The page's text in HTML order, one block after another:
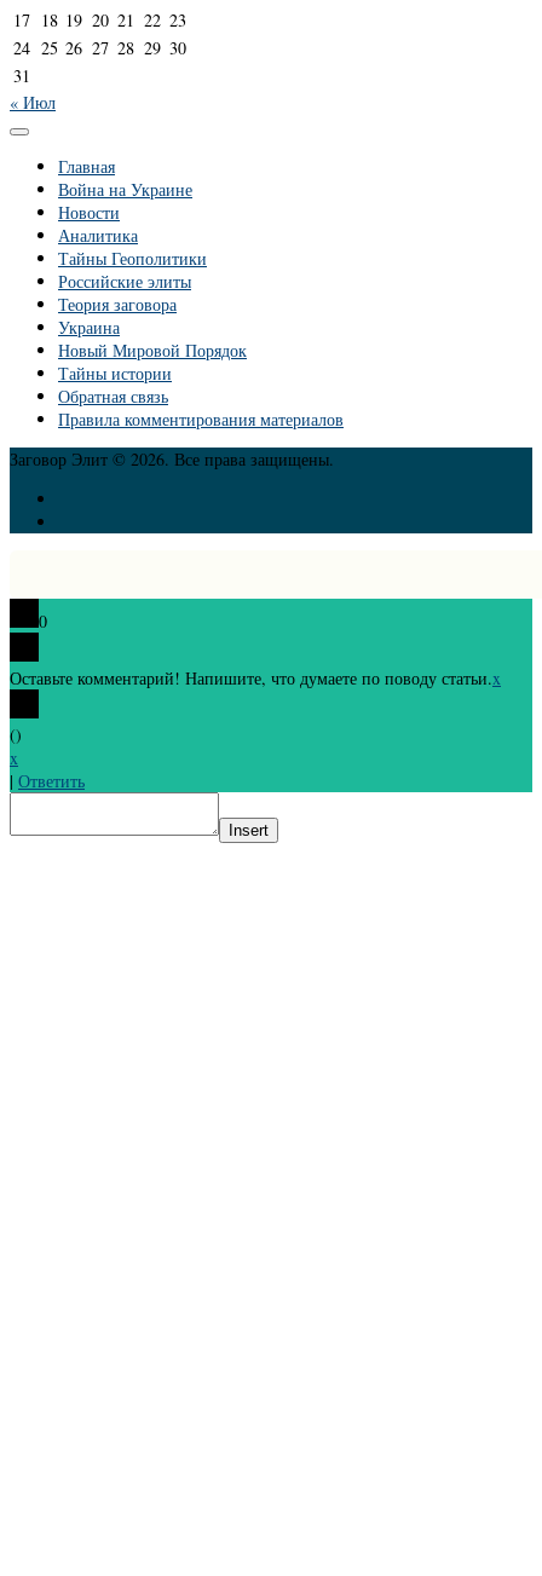
17 18 19 20 21 22 23
24 25 26 27 28 29 30
31
« Июл
Главная
Война на Украине
Новости
Аналитика
Тайны Геополитики
Российские элиты
Теория заговора
Украина
Новый Мировой Порядок
Тайны истории
Обратная связь
Правила комментирования материалов
Заговор Элит © 2026. Все права защищены.
0
Оставьте комментарий! Напишите, что думаете по поводу статьи.x
()
x
| Ответить
Insert